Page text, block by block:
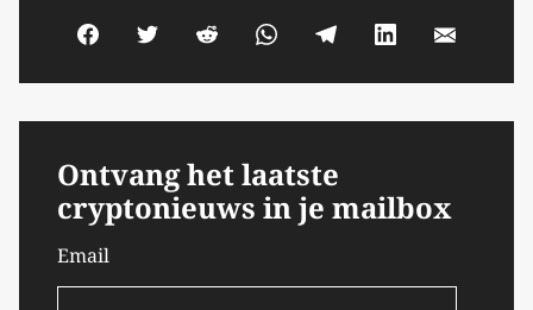
Ontvang het laatste
cryptonieuws in je mailbox
Email